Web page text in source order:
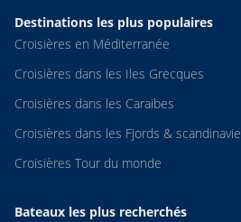
Destinations les plus populaires
Croisières en Méditerranée
Croisières dans les Iles Grecques
Croisières dans les Caraibes
Croisières dans les Fjords & scandinavie
Croisières Tour du monde
Bateaux les plus recherchés